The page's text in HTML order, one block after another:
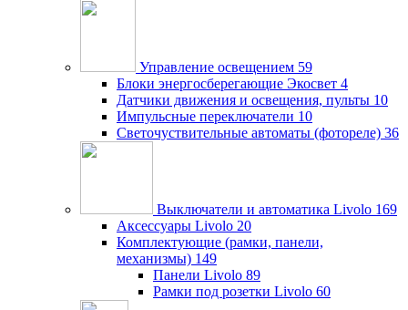
Управление освещением 59
Блоки энергосберегающие Экосвет 4
Датчики движения и освещения, пульты 10
Импульсные переключатели 10
Светочуствительные автоматы (фотореле) 36
Выключатели и автоматика Livolo 169
Аксессуары Livolo 20
Комплектующие (рамки, панели,
механизмы) 149
Панели Livolo 89
Рамки под розетки Livolo 60